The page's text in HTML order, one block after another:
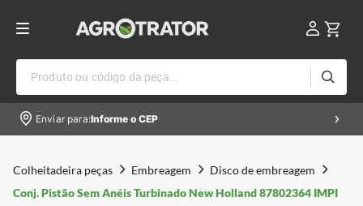
Produto ou código da peça...
Enviar para:Informe o CEP
Colheitadeira peças Embreagem
Disco de embreagem
Conj. Pistão Sem Anéis Turbinado New Holland 87802364 IMPI